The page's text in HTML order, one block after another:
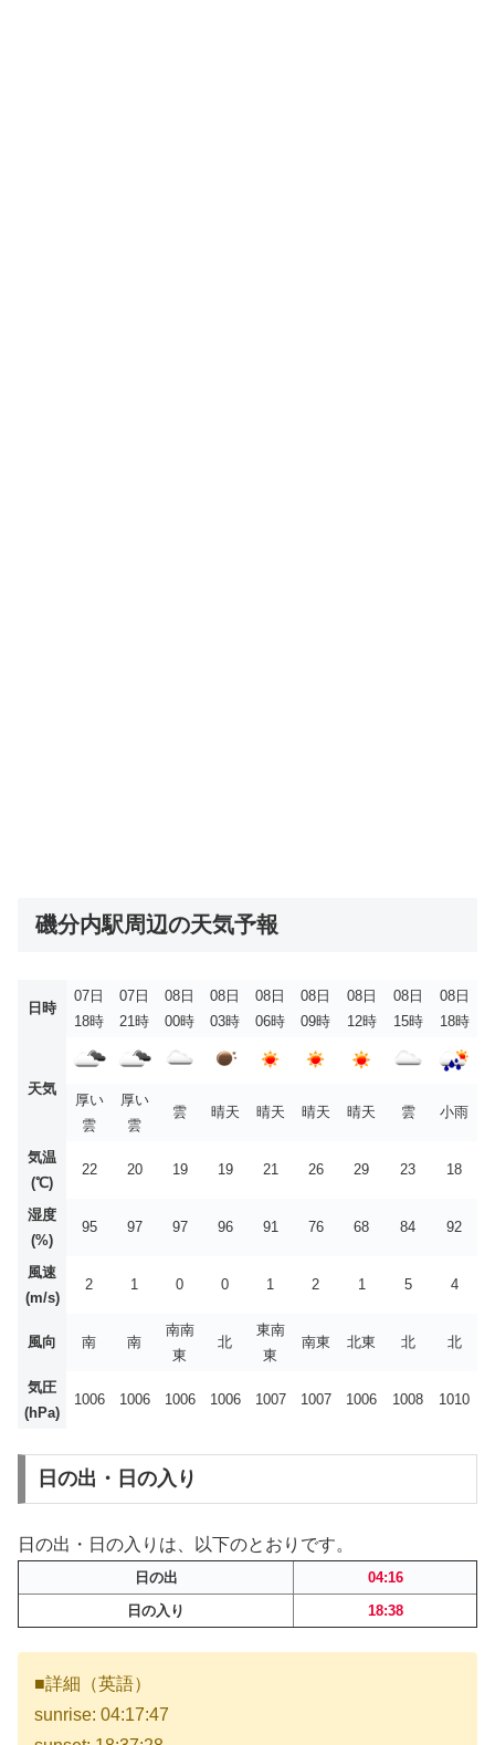
磯分内駅周辺の天気予報
日時
07日
18時
07日
21時
08日
00時
08日
03時
08日
06時
08日
09時
08日
12時
08日
15時
08日
18時
天気
厚い
雲
厚い
雲
雲 晴天 晴天 晴天 晴天 雲 小雨
気温
(℃)
22 20 19 19 21 26 29 23 18
湿度
(%)
95 97 97 96 91 76 68 84 92
風速
(m/s)
2 1 0 0 1 2 1 5 4
風向 南 南
南南
東
北
東南
東
南東 北東 北 北
気圧
(hPa)
1006 1006 1006 1006 1007 1007 1006 1008 1010
日の出・日の入り
日の出・日の入りは、以下のとおりです。
日の出
04:16
日の入り
18:38
■詳細（英語）
sunrise: 04:17:47